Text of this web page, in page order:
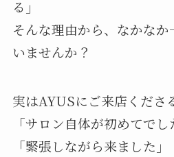
る」
そんな理由から、なかな
いませんか？
実はAYUSにご来店くださ
「サロン自体が初めてでし
「緊張しながら来ました」